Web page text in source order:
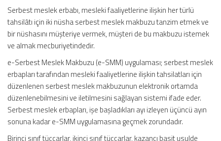
Serbest meslek erbabı, mesleki faaliyetlerine ilişkin her türlü
tahsilâtı için iki nüsha serbest meslek makbuzu tanzim etmek ve
bir nüshasını müşteriye vermek, müşteri de bu makbuzu istemek
ve almak mecburiyetindedir.
e-Serbest Meslek Makbuzu (e-SMM) uygulaması; serbest meslek
erbapları tarafından mesleki faaliyetlerine ilişkin tahsilatları için
düzenlenen serbest meslek makbuzunun elektronik ortamda
düzenlenebilmesini ve iletilmesini sağlayan sistemi ifade eder.
Serbest meslek erbapları, işe başladıkları ayı izleyen üçüncü ayın
sonuna kadar e-SMM uygulamasına geçmek zorundadır.
Birinci sınıf tüccarlar, ikinci sınıf tüccarlar, kazancı basit usulde